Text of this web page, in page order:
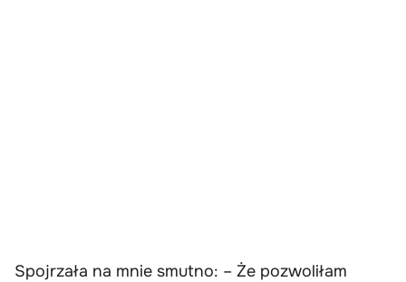
Spojrzała na mnie smutno: – Że pozwoliłam